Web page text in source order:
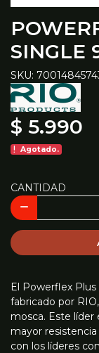
SINGLE
SKU:
$ 5.990
Agotado.
CANTIDAD
El Powerflex
fabricado por
mosca. Este líder
mayor
con los líderes